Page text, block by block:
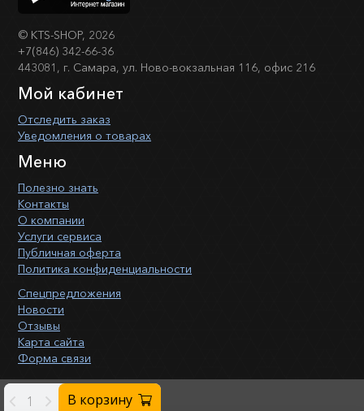
- + В корзину
© KTS-SHOP, 2026
+7(846) 342-66-36
443081, г. Самара, ул. Ново-вокзальная 116, офис 216
Мой кабинет
Отследить заказ
Уведомления о товарах
Меню
Полезно знать
Контакты
О компании
Услуги сервиса
Публичная оферта
Политика конфиденциальности
Спецпредложения
Новости
Отзывы
Карта сайта
Форма связи